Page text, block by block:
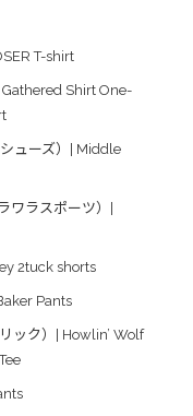
T-shirt
Shirt One-
ューズ）| Middle
ワラスポーツ）|
2tuck shorts
Pants
ック）| Howlin’ Wolf